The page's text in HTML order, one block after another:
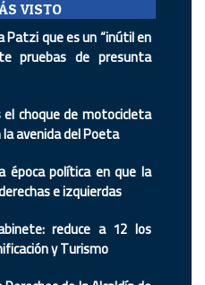
VISTO
Patzi que es un “inútil en
pruebas de presunta
choque de motocicleta
avenida del Poeta
época política en que la
e izquierdas
reduce a 12 los
y Turismo